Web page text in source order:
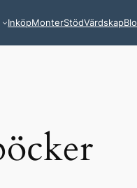
InköpMonterStödVärdskap